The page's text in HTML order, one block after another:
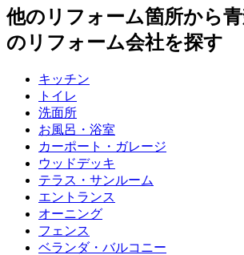
他のリフォーム箇所から
のリフォーム会社を探す
キッチン
トイレ
洗面所
お風呂・浴室
カーポート・ガレージ
ウッドデッキ
テラス・サンルーム
エントランス
オーニング
フェンス
ベランダ・バルコニー